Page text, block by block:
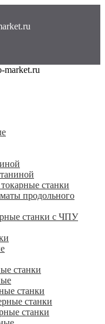
станки
продольного
станки с ЧПУ
станки
станки
станки
станки